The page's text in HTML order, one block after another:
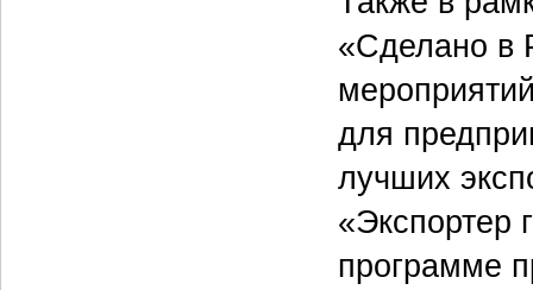
«Сделано в
для
лучших
«Экспортер
программе